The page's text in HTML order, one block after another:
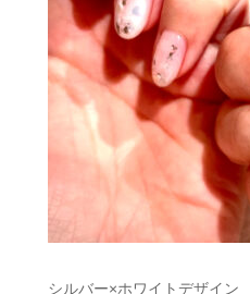
シルバー×ホワイトデザイン